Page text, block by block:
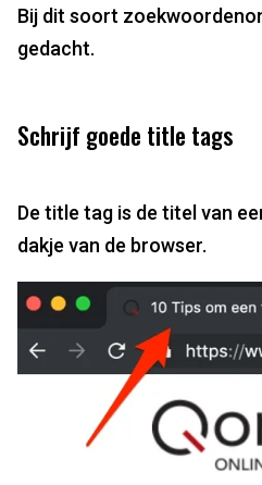
Bij dit soort
gedacht.
Schrijf goede title tags
De title tag is de titel van
dakje van de browser.